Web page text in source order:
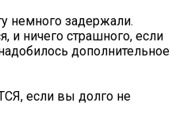
немного задержали.
и ничего страшного, если
дополнительное
если вы долго не